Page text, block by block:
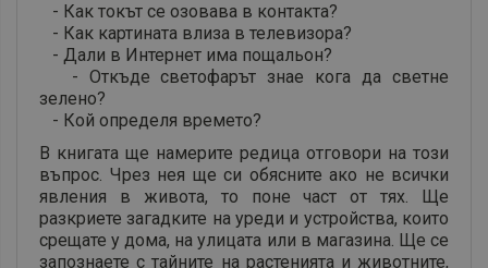
- Как токът се озовава в контакта?
- Как картината влиза в телевизора?
- Дали в Интернет има пощальон?
- Откъде светофарът знае кога да светне
зелено?
- Кой определя времето?
В книгата ще намерите редица отговори на този
въпрос. Чрез нея ще си обясните ако не всички
явления в живота, то поне част от тях. Ще
разкриете загадките на уреди и устройства, които
срещате у дома, на улицата или в магазина. Ще се
запознаете с тайните на растенията и животните,